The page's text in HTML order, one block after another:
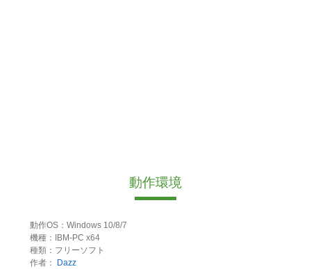
動作環境
動作OS：Windows 10/8/7
機種：IBM-PC x64
種類：フリーソフト
作者：
Dazz